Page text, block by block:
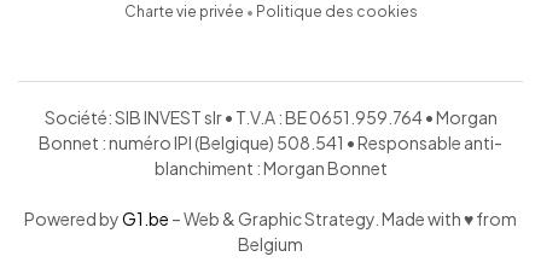
Charte vie privée • Politique des cookies
Société: SIB INVEST slr • T.V.A : BE 0651.959.764 • Morgan
Bonnet : numéro IPI (Belgique) 508.541 • Responsable anti-
blanchiment : Morgan Bonnet
Powered byG1.be – Web & Graphic Strategy. Made with ♥ from
Belgium